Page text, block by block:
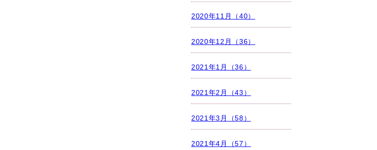
2020年11月（40）
2020年12月（36）
2021年1月（36）
2021年2月（43）
2021年3月（58）
2021年4月（57）